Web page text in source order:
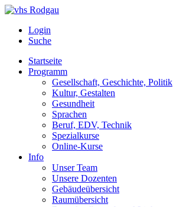
Login
Suche
Startseite
Programm
Gesellschaft, Geschichte, Politik
Kultur, Gestalten
Gesundheit
Sprachen
Beruf, EDV, Technik
Spezialkurse
Online-Kurse
Info
Unser Team
Unsere Dozenten
Gebäudeübersicht
Raumübersicht